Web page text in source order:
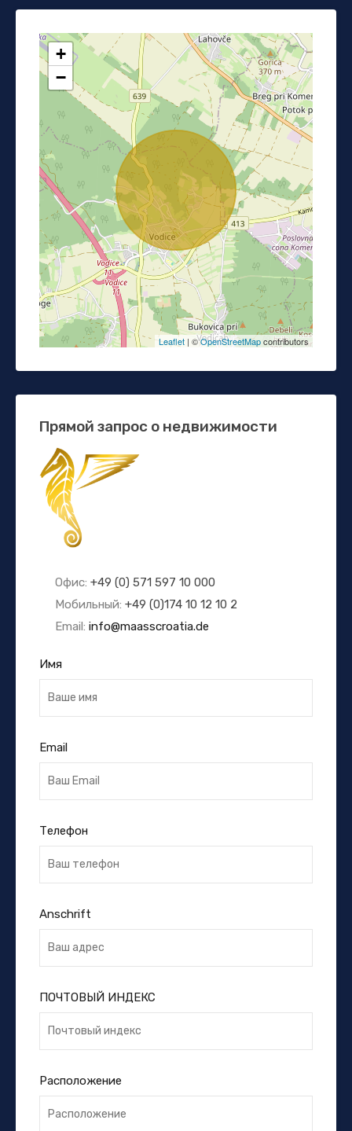
+
−
Leaflet | ©OpenStreetMapcontributors
Прямой запрос о недвижимости
Офис: +49 (0) 571 597 10 000
Мобильный: +49 (0)174 10 12 10 2
Email: info@maasscroatia.de
Имя
Email
Телефон
Anschrift
ПОЧТОВЫЙ ИНДЕКС
Расположение